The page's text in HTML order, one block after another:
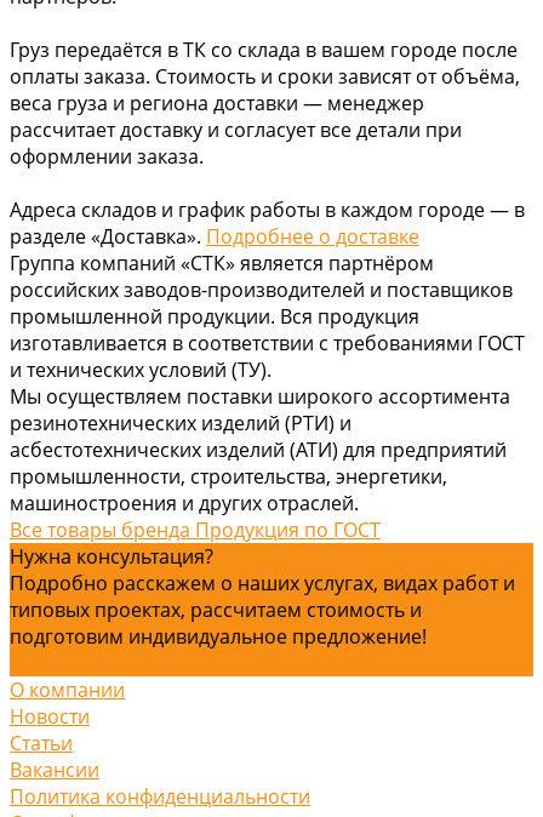
Груз передаётся в ТК со склада в вашем городе после
оплаты заказа. Стоимость и сроки зависят от объёма,
веса груза и региона доставки — менеджер
рассчитает доставку и согласует все детали при
оформлении заказа.
Адреса складов и график работы в каждом городе — в
разделе «Доставка». Подробнее о доставке
Группа компаний «СТК» является партнёром
российских заводов-производителей и поставщиков
промышленной продукции. Вся продукция
изготавливается в соответствии с требованиями ГОСТ
и технических условий (ТУ).
Мы осуществляем поставки широкого ассортимента
резинотехнических изделий (РТИ) и
асбестотехнических изделий (АТИ) для предприятий
промышленности, строительства, энергетики,
машиностроения и других отраслей.
Все товары бренда Продукция по ГОСТ
Нужна консультация?
Подробно расскажем о наших услугах, видах работ и
типовых проектах, рассчитаем стоимость и
подготовим индивидуальное предложение!
О компании
Новости
Статьи
Вакансии
Политика конфиденциальности